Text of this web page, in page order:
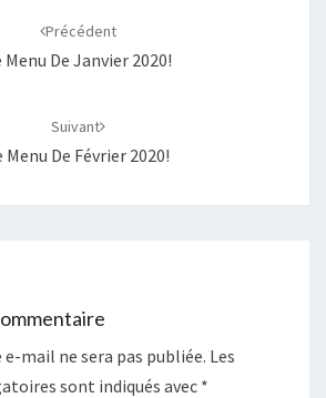
Précédent
Menu De Janvier 2020!
Suivant
Menu De Février 2020!
e-mail ne sera pas publiée. Les
sont indiqués avec *